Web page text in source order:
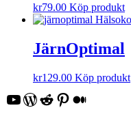
kr79.00 Köp produkt
JärnOptimal
kr129.00 Köp produkt
YouTube
WordPress
Reddit
Pinterest
Medium